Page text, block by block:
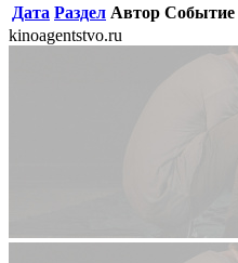
Дата Раздел Автор Событие
kinoagentstvo.ru